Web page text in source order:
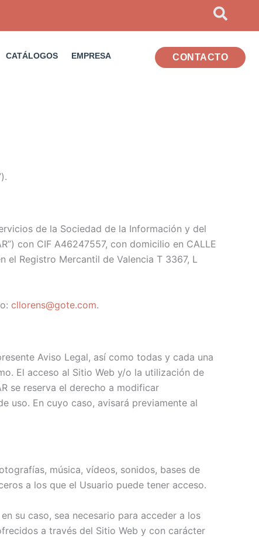
CATÁLOGOS EMPRESA CONTACTO
de la Sociedad de la Información y del
con CIF A46247557, con domicilio en CALLE
el Registro Mercantil de Valencia T 3367, L
cllorens@gote.com.
Aviso Legal, así como todas y cada una
El acceso al Sitio Web y/o la utilización de
se reserva el derecho a modificar
uso. En cuyo caso, avisará previamente al
música, vídeos, sonidos, bases de
a los que el Usuario puede tener acceso.
su caso, sea necesario para acceder a los
a través del Sitio Web y con carácter